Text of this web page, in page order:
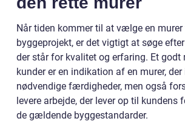
Når tiden kommer til at vælge en murer
byggeprojekt, er det vigtigt at søge
der står for kvalitet og erfaring. Et godt
kunder er en indikation af en murer,
nødvendige færdigheder, men også
levere arbejde, der lever op til kundens
de gældende byggestandarder.